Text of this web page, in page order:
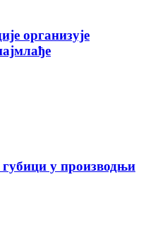
организује
у производњи